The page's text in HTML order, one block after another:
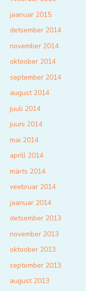
jaanuar 2015
detsember 2014
november 2014
oktoober 2014
september 2014
august 2014
juuli 2014
juuni 2014
mai 2014
aprill 2014
märts 2014
veebruar 2014
jaanuar 2014
detsember 2013
november 2013
oktoober 2013
september 2013
august 2013